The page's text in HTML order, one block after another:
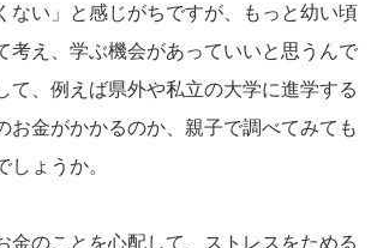
ない」と感じがちですが、もっと幼い頃
考え、学ぶ機会があっていいと思うんで
て、例えば県外や私立の大学に進学する
お金がかかるのか、親子で調べてみても
しょうか。
金のことを心配して、ストレスをためる